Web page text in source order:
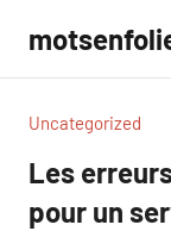
contenu
Uncategorized
Les
pour un